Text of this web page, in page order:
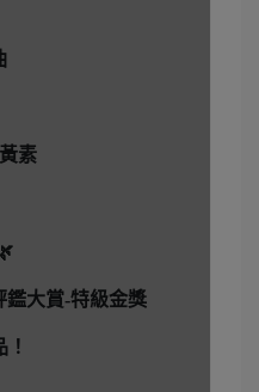
素
鑑大賞-特級金獎